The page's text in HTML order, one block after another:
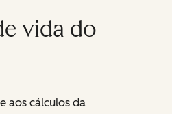
vida do
aos cálculos da